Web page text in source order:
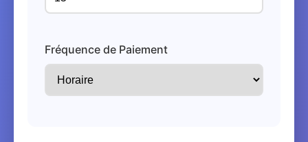
Fréquence de Paiement